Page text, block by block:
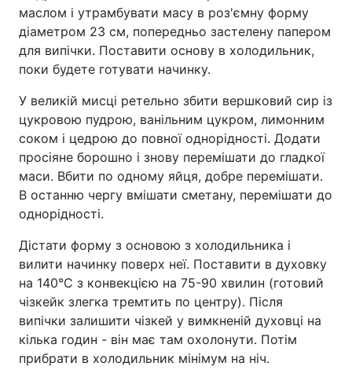
маслом і утрамбувати масу в роз'ємну форму
діаметром 23 см, попередньо застелену папером
для випічки. Поставити основу в холодильник,
поки будете готувати начинку.
У великій мисці ретельно збити вершковий сир із
цукровою пудрою, ванільним цукром, лимонним
соком і цедрою до повної однорідності. Додати
просіяне борошно і знову перемішати до гладкої
маси. Вбити по одному яйця, добре перемішати.
В останню чергу вмішати сметану, перемішати до
однорідності.
Дістати форму з основою з холодильника і
вилити начинку поверх неї. Поставити в духовку
на 140°C з конвекцією на 75-90 хвилин (готовий
чізкейк злегка тремтить по центру). Після
випічки залишити чізкей у вимкненій духовці на
кілька годин - він має там охолонути. Потім
прибрати в холодильник мінімум на ніч.